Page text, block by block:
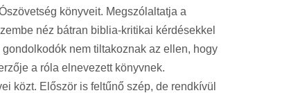
könyveit. Megszólaltatja a
néz bátran biblia-kritikai kérdésekkel
nem tiltakoznak az ellen, hogy
a róla elnevezett könyvnek.
közt. Először is feltűnő szép, de rendkívül